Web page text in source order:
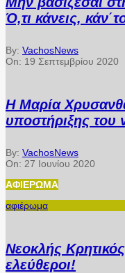
Ό,τι κάνεις,
By: VachosNews
On: 19 Σεπτεμβρίου 2020
Η Μαρία
υποστήριξης του
By: VachosNews
On: 27 Ιουνίου 2020
ΑΦΙΈΡΩΜΑ
αφιέρωμα
Νεοκλής
ελεύθεροι!